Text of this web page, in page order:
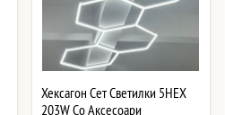
Хексагон Сет Светилки 5HEX
203W Со Аксесоари